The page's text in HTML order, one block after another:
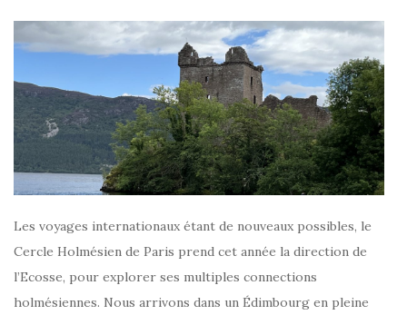
Les voyages internationaux étant de nouveaux possibles, le
Cercle Holmésien de Paris prend cet année la direction de
l’Ecosse, pour explorer ses multiples connections
holmésiennes. Nous arrivons dans un Édimbourg en pleine